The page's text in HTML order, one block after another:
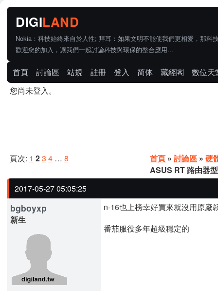
Nokia：科技始終來自於人性; 拜耳：如果文明不能使我們更相愛，那科
歡迎您的加入，讓我們一起討論科技與環保的整合應用...
首頁 討論區 站規 註冊 登入 简体 藏經閣
數位天
您尚未登入。
頁次: 1 23 4 … 8 首頁 » 討論區 » 硬
ASUS RT 路由器
2017-05-27 05:05:25
bgboyxp
新生
n-16也上榜幸好買來就沒用原廠
番茄服役多年超級穩定的